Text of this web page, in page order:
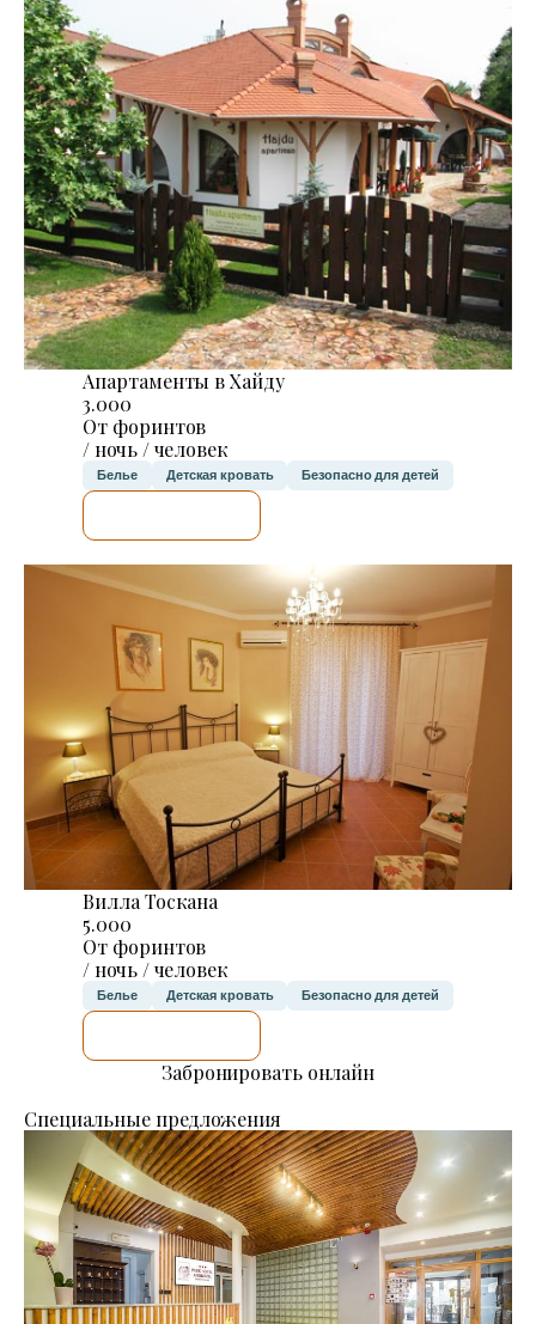
Апартаменты в Хайду
3.000
От форинтов
/ ночь / человек
Белье Детская кровать Безопасно для детей
Вилла Тоскана
5.000
От форинтов
/ ночь / человек
Белье Детская кровать Безопасно для детей
Забронировать онлайн
Специальные предложения